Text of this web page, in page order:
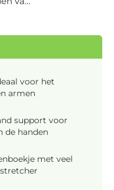
voor het
armen
support voor
de handen
met veel